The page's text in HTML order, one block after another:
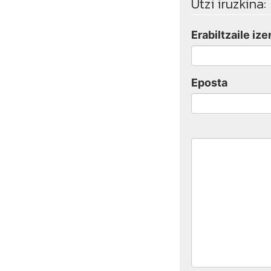
Erabiltzaile
Eposta